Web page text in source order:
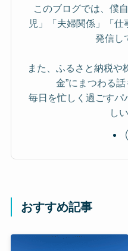
このブログでは、僕
児」「夫婦関係」「
発信し
また、ふるさと納税や
金”にまつわる話
毎日を忙しく過ごすパ
し
おすすめ記事